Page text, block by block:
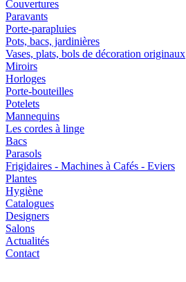
Couvertures
Paravants
Porte-parapluies
Pots, bacs, jardinières
Vases, plats, bols de décoration originaux
Miroirs
Horloges
Porte-bouteilles
Potelets
Mannequins
Les cordes à linge
Bacs
Parasols
Frigidaires - Machines à Cafés - Eviers
Plantes
Hygiène
Catalogues
Designers
Salons
Actualités
Contact